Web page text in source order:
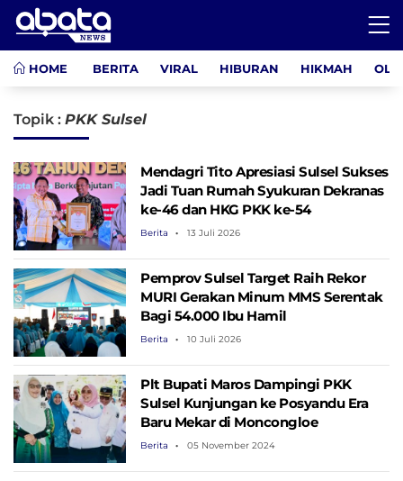
HOME BERITA VIRAL HIBURAN HIKMAH
Topik : PKK Sulsel
Mendagri Tito Apresiasi Sulsel Sukses
Jadi Tuan Rumah Syukuran Dekranas
ke-46 dan HKG PKK ke-54
Berita 13 Juli 2026
Pemprov Sulsel Target Raih Rekor
MURI Gerakan Minum MMS Serentak
Bagi 54.000 Ibu Hamil
Berita 10 Juli 2026
Plt Bupati Maros Dampingi PKK
Sulsel Kunjungan ke Posyandu Era
Baru Mekar di Moncongloe
Berita 05 November 2024